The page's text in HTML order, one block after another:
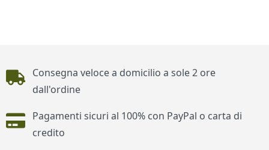
Piè di pagina
Consegna veloce a domicilio a sole 2 ore
dall'ordine
Pagamenti sicuri al 100% con PayPal o carta di
credito